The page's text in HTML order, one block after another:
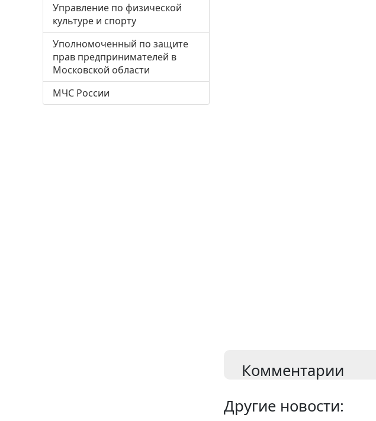
Управление по физической
культуре и спорту
Уполномоченный по защите
прав предпринимателей в
Московской области
МЧС России
Комментарии
Другие новости: